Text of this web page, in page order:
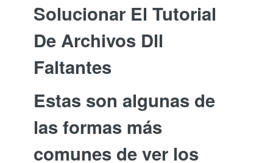
Solucionar El Tutorial
De Archivos Dll
Faltantes
Estas son algunas de
las formas más
comunes de ver los